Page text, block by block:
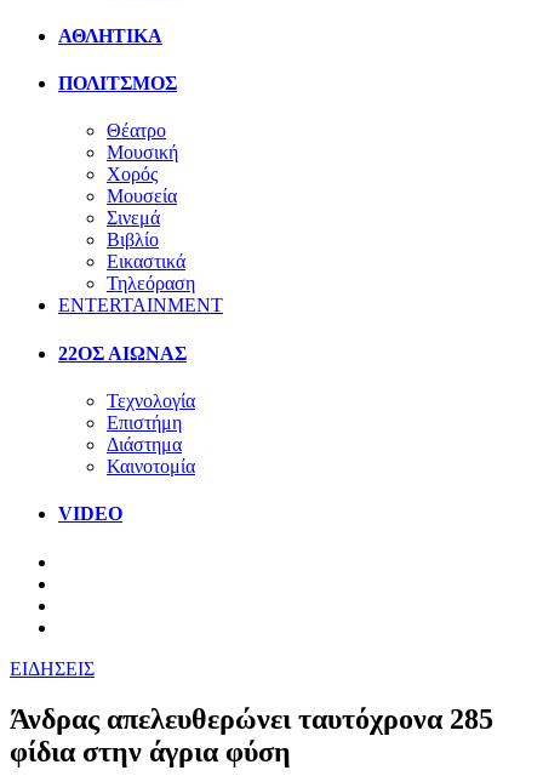
ΑΘΛΗΤΙΚΑ
ΠΟΛΙΤΣΜΟΣ
Θέατρο
Μουσική
Χορός
Μουσεία
Σινεμά
Βιβλίο
Εικαστικά
Τηλεόραση
ENTERTAINMENT
22ΟΣ ΑΙΩΝΑΣ
Τεχνολογία
Επιστήμη
Διάστημα
Καινοτομία
VIDEO
ΕΙΔΗΣΕΙΣ
Άνδρας απελευθερώνει ταυτόχρονα 285
φίδια στην άγρια φύση